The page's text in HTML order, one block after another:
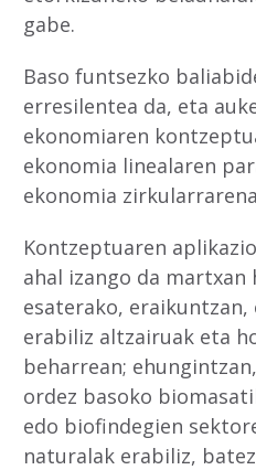
gabe.
Baso funtsezko
erresilentea da, eta
ekonomiaren
ekonomia linealaren
ekonomia
Kontzeptuaren
ahal izango da
esaterako,
erabiliz altzairuak eta
beharrean;
ordez basoko
edo biofindegien
naturalak erabiliz,